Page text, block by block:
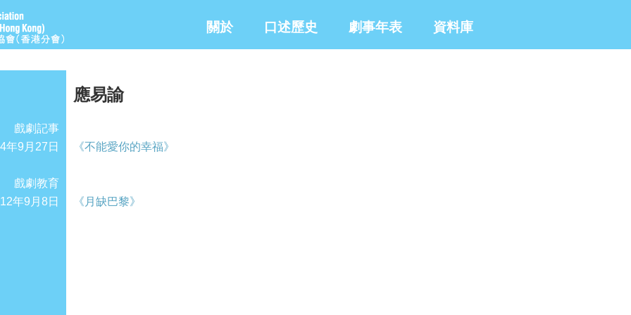
關於 口述歷史 劇事年表 資料庫
應易諭
戲劇記事
年9月27日
《不能愛你的幸福》
戲劇教育
年9月8日
《月缺巴黎》